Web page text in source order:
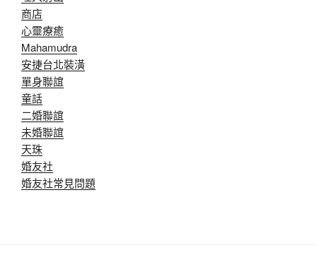
商店
心靈療癒
Mahamudra
安捷台北裝潢
單身聯誼
童話
二婚聯誼
未婚聯誼
天珠
婚友社
婚友社常見問題